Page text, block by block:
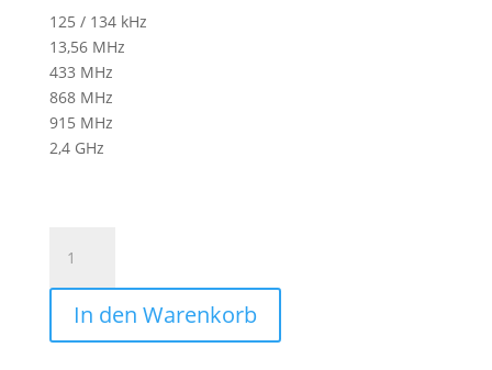
125 / 134 kHz
13,56 MHz
433 MHz
868 MHz
915 MHz
2,4 GHz
Reisepassetui
Leder
MengeIn den Warenkorb